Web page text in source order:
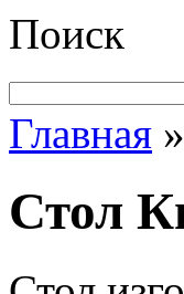
Поиск
Главная »
Стол